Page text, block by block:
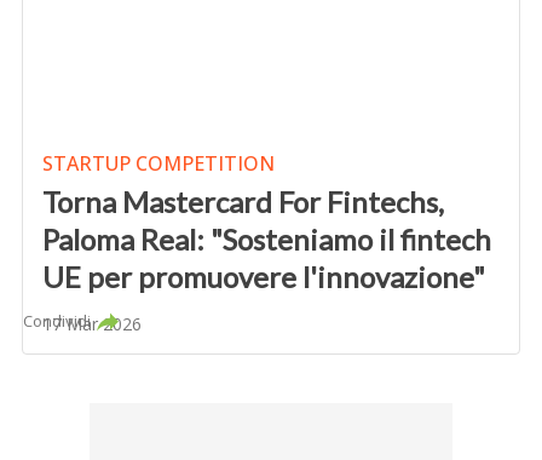
STARTUP COMPETITION
Torna Mastercard For Fintechs,
Paloma Real: "Sosteniamo il fintech
UE per promuovere l'innovazione"
17 Mar 2026
Condividi